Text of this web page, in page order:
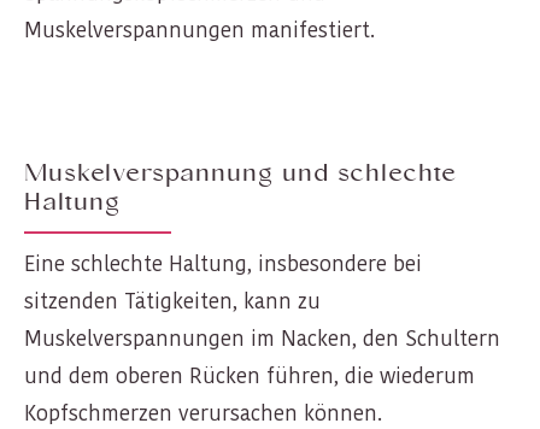
Muskelverspannungen manifestiert.
Muskelverspannung und schlechte
Haltung
Eine schlechte Haltung, insbesondere bei
sitzenden Tätigkeiten, kann zu
Muskelverspannungen im Nacken, den Schultern
und dem oberen Rücken führen, die wiederum
Kopfschmerzen verursachen können.